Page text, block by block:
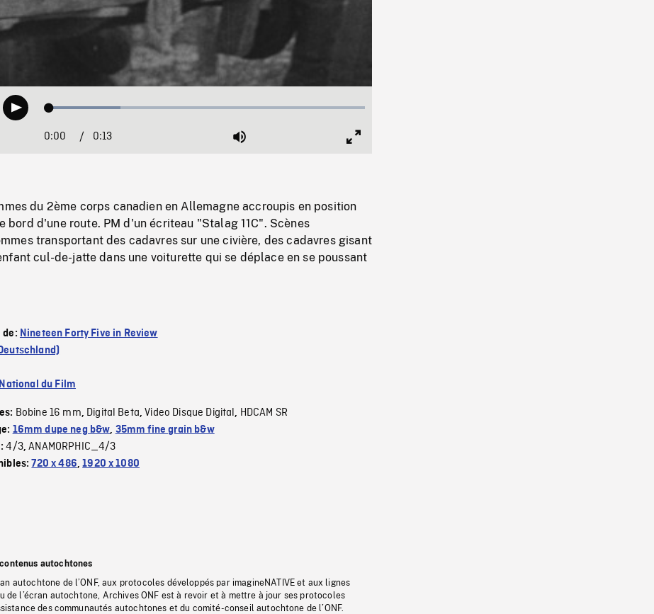
Play Loaded:
Current
0:00 / 0:13 Mute
du 2ème corps canadien en Allemagne accroupis en position
bord d'une route. PM d'un écriteau "Stalag 11C". Scènes
transportant des cadavres sur une civière, des cadavres gisant
cul-de-jatte dans une voiturette qui se déplace en se poussant
de: Nineteen Forty Five in Review
du Film
Bobine 16 mm, Digital Beta,Video Disque Digital, HDCAM SR
16mm dupe neg b&w, 35mm fine grain b&w
4/3,ANAMORPHIC_4/3
720 x 486,1920 x 1080
autochtones
autochtone de l’ONF, aux protocoles développés par imagineNATIVE et aux lignes
de l’écran autochtone, Archives ONF est à revoir et à mettre à jour ses protocoles
des communautés autochtones et du comité-conseil autochtone de l’ONF.